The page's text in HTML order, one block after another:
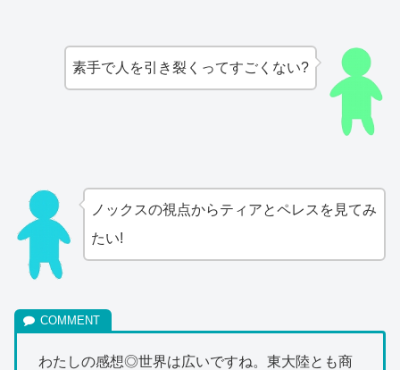
素手で人を引き裂くってすごくない?
ノックスの視点からティアとペレスを見てみ
たい!
わたしの感想◎世界は広いですね。東大陸とも商